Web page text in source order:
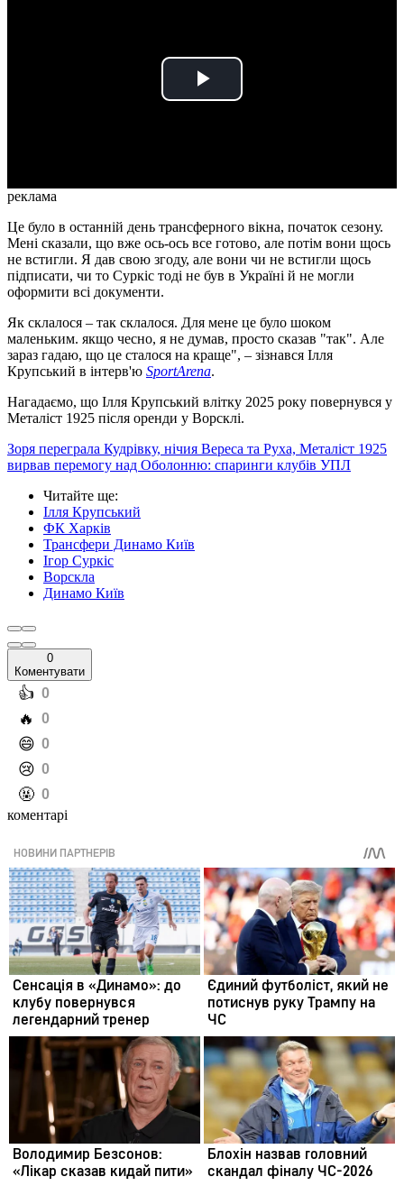
Play
реклама
Це було в останній день трансферного вікна, початок сезону.
Мені сказали, що вже ось-ось все готово, але потім вони щось
не встигли. Я дав свою згоду, але вони чи не встигли щось
підписати, чи то Суркіс тоді не був в Україні й не могли
оформити всі документи.
Як склалося – так склалося. Для мене це було шоком
маленьким. якщо чесно, я не думав, просто сказав "так". Але
зараз гадаю, що це сталося на краще", – зізнався Ілля
Крупський в інтерв'ю SportArena.
Нагадаємо, що Ілля Крупський влітку 2025 року повернувся у
Металіст 1925 після оренди у Ворсклі.
Зоря переграла Кудрівку, нічия Вереса та Руха, Металіст 1925
вирвав перемогу над Оболонню: спаринги клубів УПЛ
Читайте ще:
Ілля Крупський
ФК Харків
Трансфери Динамо Київ
Ігор Суркіс
Ворскла
Динамо Київ
0
Коментувати
️👍 0
️🔥 0
️😄 0
️😢 0
️🤬 0
коментарі